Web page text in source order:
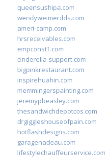
queensushipa.com
wendyweimerdds.com
ameri-camp.com
hrsreceivables.com
empconst1.com
cinderella-support.com
bigpinkrestaurant.com
inspirehuahin.com
memmingerspainting.com
jeremypbeasley.com
thesandwichdepotcos.com
drgiggleshouseofpain.com
hotflashdesigns.com
garagenadeau.com
lifestylechauffeurservice.com